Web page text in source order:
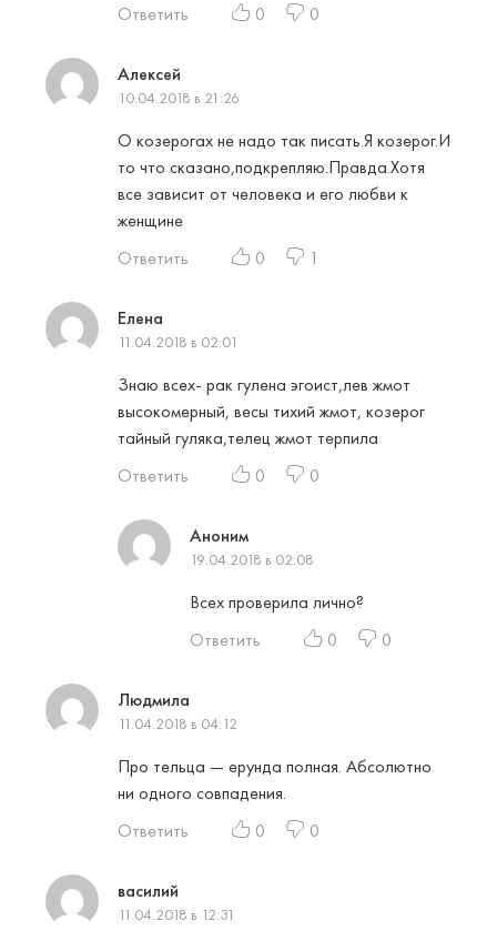
Ответить
0 0
Алексей
10.04.2018 в 21:26
О козерогах не надо так писать.Я козерог.И
то что сказано,подкрепляю.Правда.Хотя
все зависит от человека и его любви к
женщине
Ответить
0 1
Елена
11.04.2018 в 02:01
Знаю всех- рак гулена эгоист,лев жмот
высокомерный, весы тихий жмот, козерог
тайный гуляка,телец жмот терпила
Ответить
0 0
Аноним
19.04.2018 в 02:08
Всех проверила лично?
Ответить
0 0
Людмила
11.04.2018 в 04:12
Про тельца — ерунда полная. Абсолютно
ни одного совпадения.
Ответить
0 0
василий
11.04.2018 в 12:31